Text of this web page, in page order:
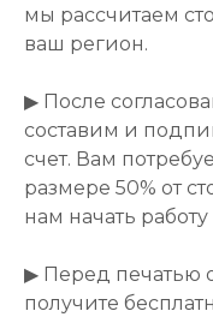
мы рассчитаем
ваш регион.
▶ После
составим и
счет. Вам
размере 50% от
нам начать
▶ Перед печатью
получите